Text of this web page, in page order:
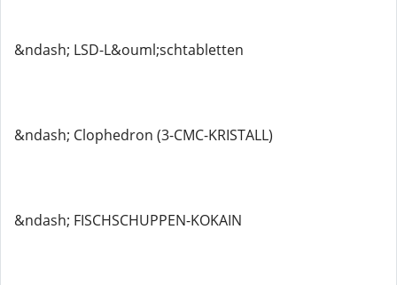
&ndash; LSD-L&ouml;schtabletten
&ndash; Clophedron (3-CMC-KRISTALL)
&ndash; FISCHSCHUPPEN-KOKAIN